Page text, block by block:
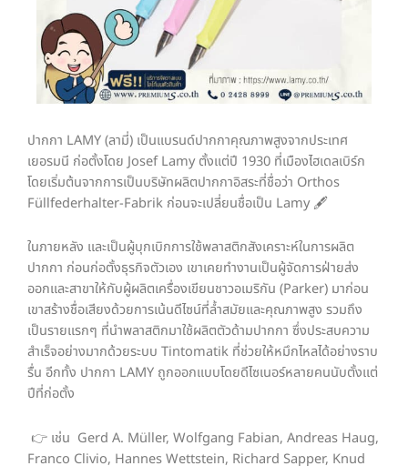
ปากกา LAMY (ลามี่) เป็นแบรนด์ปากกาคุณภาพสูงจากประเทศ
เยอรมนี ก่อตั้งโดย Josef Lamy ตั้งแต่ปี 1930 ที่เมืองไฮเดลเบิร์ก
โดยเริ่มต้นจากการเป็นบริษัทผลิตปากกาอิสระที่ชื่อว่า Orthos
Füllfederhalter-Fabrik ก่อนจะเปลี่ยนชื่อเป็น Lamy 🖋️
ในภายหลัง และเป็นผู้บุกเบิกการใช้พลาสติกสังเคราะห์ในการผลิต
ปากกา ก่อนก่อตั้งธุรกิจตัวเอง เขาเคยทำงานเป็นผู้จัดการฝ่ายส่ง
ออกและสาขาให้กับผู้ผลิตเครื่องเขียนชาวอเมริกัน (Parker) มาก่อน
เขาสร้างชื่อเสียงด้วยการเน้นดีไซน์ที่ล้ำสมัยและคุณภาพสูง รวมถึง
เป็นรายแรกๆ ที่นำพลาสติกมาใช้ผลิตตัวด้ามปากกา ซึ่งประสบความ
สำเร็จอย่างมากด้วยระบบ Tintomatik ที่ช่วยให้หมึกไหลได้อย่างราบ
รื่น อีกทั้ง ปากกา LAMY ถูกออกแบบโดยดีไซเนอร์หลายคนนับตั้งแต่
ปีที่ก่อตั้ง
👉 เช่น Gerd A. Müller, Wolfgang Fabian, Andreas Haug,
Franco Clivio, Hannes Wettstein, Richard Sapper, Knud